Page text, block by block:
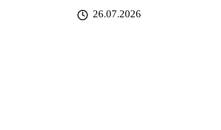
26.07.2026